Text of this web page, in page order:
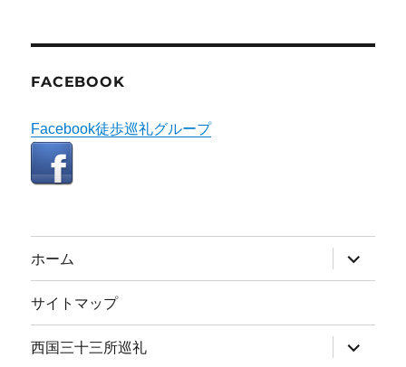
FACEBOOK
Facebook徒歩巡礼グループ
ホーム
ブ
メ
ー
を
展
サイトマップ
西国三十三所巡礼
ブ